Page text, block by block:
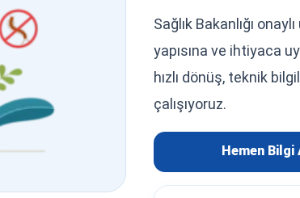
Sağlık Bakanlığı
yapısına ve ihtiyaca
hızlı dönüş, teknik
çalışıyoruz.
Hemen Bilgi